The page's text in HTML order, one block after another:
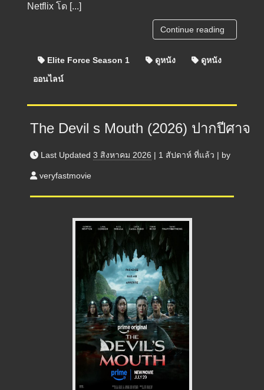
Netflix โด [...]
Continue reading
Elite Force Season 1 ดูหนัง
ดูหนัง
ออนไลน์
The Devil s Mouth (2026) ปากปีศาจ
Last Updated 3 สิงหาคม 2026 | 1 สัปดาห์ ที่แล้ว | by
veryfastmovie